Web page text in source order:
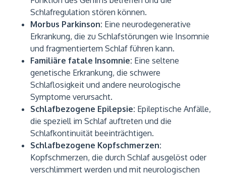
Schlafregulation stören können.
Morbus Parkinson: Eine neurodegenerative
Erkrankung, die zu Schlafstörungen wie Insomnie
und fragmentiertem Schlaf führen kann.
Familiäre fatale Insomnie: Eine seltene
genetische Erkrankung, die schwere
Schlaflosigkeit und andere neurologische
Symptome verursacht.
Schlafbezogene Epilepsie: Epileptische Anfälle,
die speziell im Schlaf auftreten und die
Schlafkontinuität beeinträchtigen.
Schlafbezogene Kopfschmerzen:
Kopfschmerzen, die durch Schlaf ausgelöst oder
verschlimmert werden und mit neurologischen